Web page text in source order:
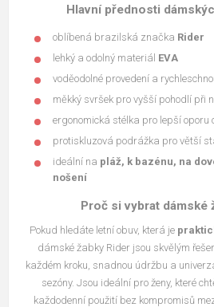
Hlavní přednosti
oblíbená brazilská značka Rider
lehký a odolný materiál EVA
voděodolné provedení a
měkký svršek pro vyšší pohodlí při
ergonomická stélka pro lepší oporu
protiskluzová podrážka pro větší
ideální na pláž, k bazénu, na
nošení
Proč si vybrat dámské
Pokud hledáte letní obuv, která je
dámské žabky Rider jsou skvělým
každém kroku, snadnou údržbu a
sezóny. Jsou ideální pro ženy, které
každodenní použití bez kompromisů